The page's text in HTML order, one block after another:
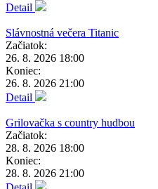
Detail
Slávnostná večera Titanic
Začiatok:
26. 8. 2026 18:00
Koniec:
26. 8. 2026 21:00
Detail
Grilovačka s country hudbou
Začiatok:
28. 8. 2026 18:00
Koniec:
28. 8. 2026 21:00